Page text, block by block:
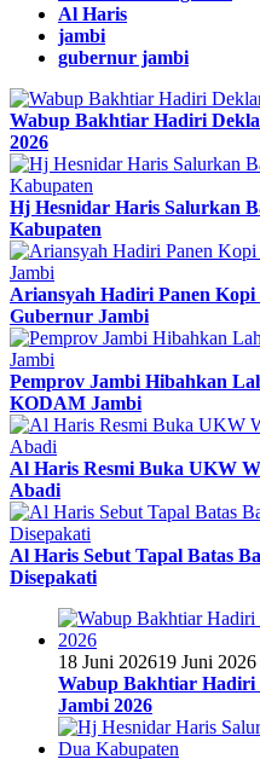
Al Haris
jambi
gubernur jambi
Wabup Bakhtiar Hadiri
2026
Hj Hesnidar Haris Salurkan
Kabupaten
Ariansyah Hadiri Panen
Gubernur Jambi
Pemprov Jambi Hibahkan
KODAM Jambi
Al Haris Resmi Buka UKW
Abadi
Al Haris Sebut Tapal Batas
Disepakati
18 Juni 202619 Juni 2026
Wabup Bakhtiar Hadiri
Jambi 2026